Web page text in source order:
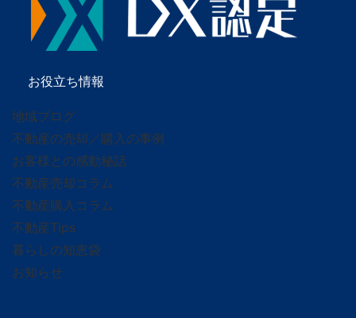
お役立ち情報
地域ブログ
不動産の売却／購入の事例
お客様との感動秘話
不動産売却コラム
不動産購入コラム
不動産Tips
暮らしの知恵袋
お知らせ